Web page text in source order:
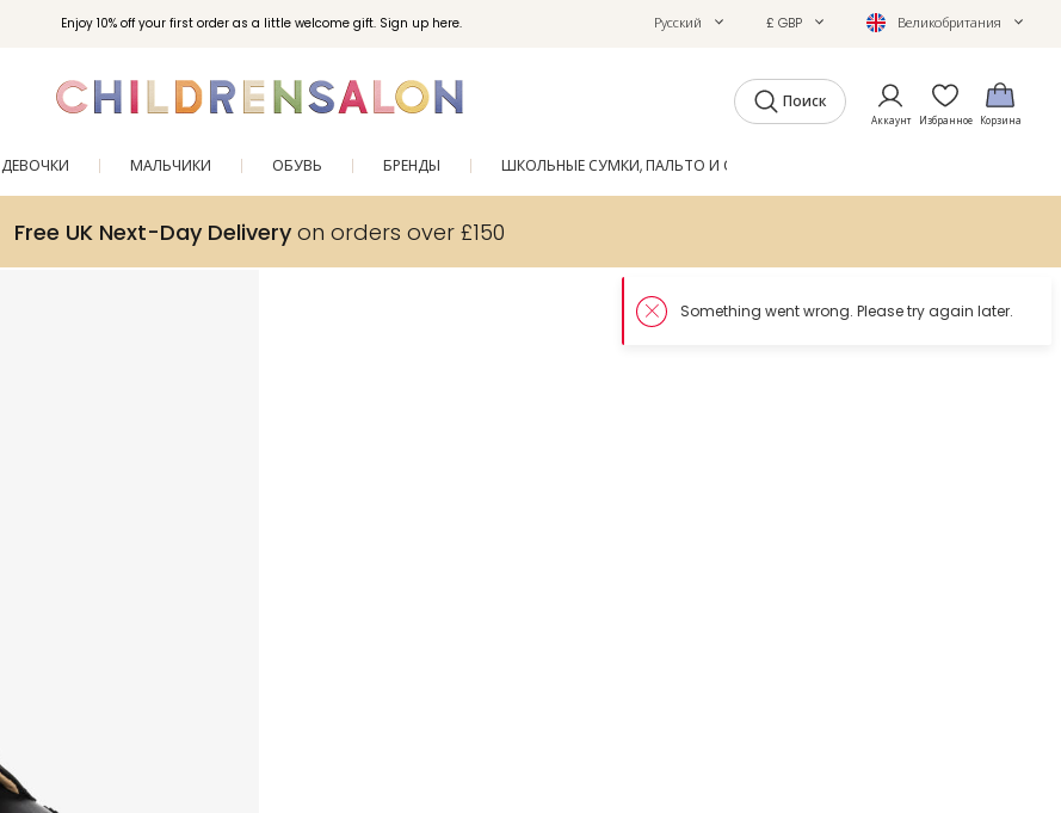
Enjoy 10% off your first order as a little welcome gift. Sign up here. Русский £ GBP Великобритания
Поиск
Аккаунт Избранное Корзина
ДЕВОЧКИ МАЛЬЧИКИ ОБУВЬ БРЕНДЫ ШКОЛЬНЫЕ СУМКИ, ПАЛЬТО И ОБУВЬ
Free UK Next-Day Deliveryon orders over £150